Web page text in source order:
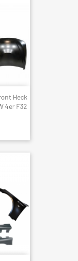
Heck
4er F32